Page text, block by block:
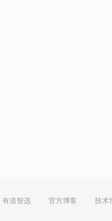
有道智选 官方博客 技术